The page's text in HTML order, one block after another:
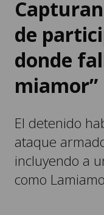
de
donde
miamor”
El detenido
ataque
incluyendo a
como